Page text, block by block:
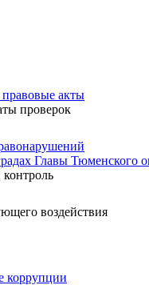
акты
проверок
Главы Тюменского
воздействия
коррупции